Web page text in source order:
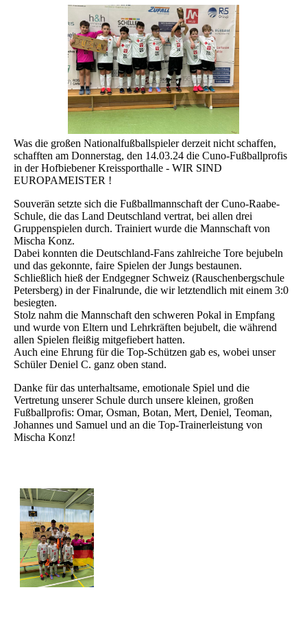
Was die großen Nationalfußballspieler derzeit nicht schaffen,
schafften am Donnerstag, den 14.03.24 die Cuno-Fußballprofis
in der Hofbiebener Kreissporthalle - WIR SIND
EUROPAMEISTER !
Souverän setzte sich die Fußballmannschaft der Cuno-Raabe-
Schule, die das Land Deutschland vertrat, bei allen drei
Gruppenspielen durch. Trainiert wurde die Mannschaft von
Mischa Konz.
Dabei konnten die Deutschland-Fans zahlreiche Tore bejubeln
und das gekonnte, faire Spielen der Jungs bestaunen.
Schließlich hieß der Endgegner Schweiz (Rauschenbergschule
Petersberg) in der Finalrunde, die wir letztendlich mit einem 3:0
besiegten.
Stolz nahm die Mannschaft den schweren Pokal in Empfang
und wurde von Eltern und Lehrkräften bejubelt, die während
allen Spielen fleißig mitgefiebert hatten.
Auch eine Ehrung für die Top-Schützen gab es, wobei unser
Schüler Deniel C. ganz oben stand.
Danke für das unterhaltsame, emotionale Spiel und die
Vertretung unserer Schule durch unsere kleinen, großen
Fußballprofis: Omar, Osman, Botan, Mert, Deniel, Teoman,
Johannes und Samuel und an die Top-Trainerleistung von
Mischa Konz!